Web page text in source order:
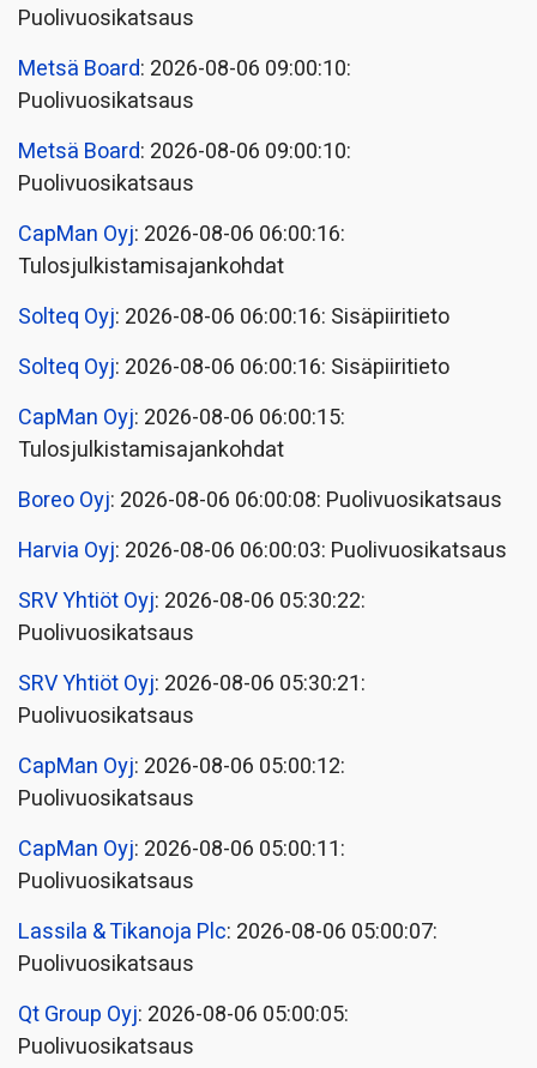
Puolivuosikatsaus
Metsä Board: 2026-08-06 09:00:10:
Puolivuosikatsaus
Metsä Board: 2026-08-06 09:00:10:
Puolivuosikatsaus
CapMan Oyj: 2026-08-06 06:00:16:
Tulosjulkistamisajankohdat
Solteq Oyj: 2026-08-06 06:00:16: Sisäpiiritieto
Solteq Oyj: 2026-08-06 06:00:16: Sisäpiiritieto
CapMan Oyj: 2026-08-06 06:00:15:
Tulosjulkistamisajankohdat
Boreo Oyj: 2026-08-06 06:00:08: Puolivuosikatsaus
Harvia Oyj: 2026-08-06 06:00:03: Puolivuosikatsaus
SRV Yhtiöt Oyj: 2026-08-06 05:30:22:
Puolivuosikatsaus
SRV Yhtiöt Oyj: 2026-08-06 05:30:21:
Puolivuosikatsaus
CapMan Oyj: 2026-08-06 05:00:12:
Puolivuosikatsaus
CapMan Oyj: 2026-08-06 05:00:11:
Puolivuosikatsaus
Lassila & Tikanoja Plc: 2026-08-06 05:00:07:
Puolivuosikatsaus
Qt Group Oyj: 2026-08-06 05:00:05:
Puolivuosikatsaus